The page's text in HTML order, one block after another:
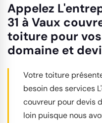
Appelez
31 à Vaux
toiture pour
domaine et
Votre toiture
besoin des services
couvreur pour devis
loin puisque nous